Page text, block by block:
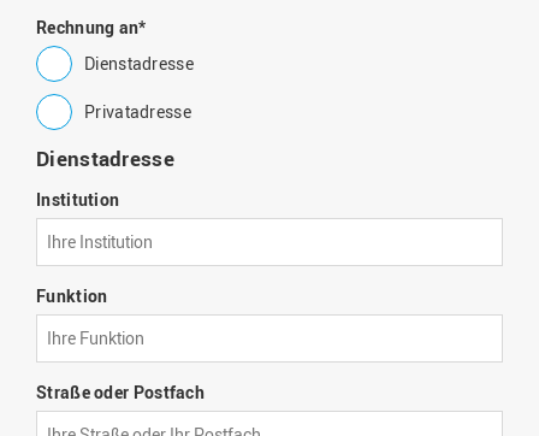
Rechnung an*
Dienstadresse
Privatadresse
Dienstadresse
Institution
Funktion
Straße oder Postfach